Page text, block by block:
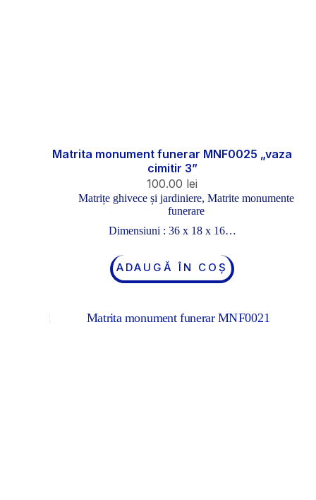
Matrita monument funerar MNF0025 „vaza
cimitir 3”
100.00 lei
Matrițe ghivece și jardiniere, Matrite monumente
funerare
Dimensiuni : 36 x 18 x 16…
ADAUGĂ ÎN COȘ